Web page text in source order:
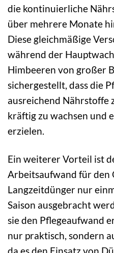
die kontinuierliche
über mehrere Monate
Diese gleichmäßige
während der
Himbeeren von großer
sichergestellt, dass die
ausreichend Nährstoffe
kräftig zu wachsen und
erzielen.
Ein weiterer Vorteil ist
Arbeitsaufwand für den
Langzeitdünger nur
Saison ausgebracht
sie den Pflegeaufwand
nur praktisch, sondern